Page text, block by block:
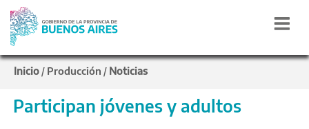
Inicio / Producción / Noticias
Participan jóvenes y adultos